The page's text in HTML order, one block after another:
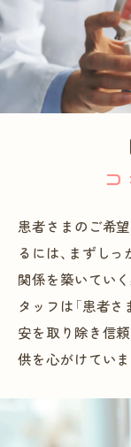
患者さまのご希
るには、まずし
関係を築いてい
タッフは「患者
安を取り除き信
供を心がけていま